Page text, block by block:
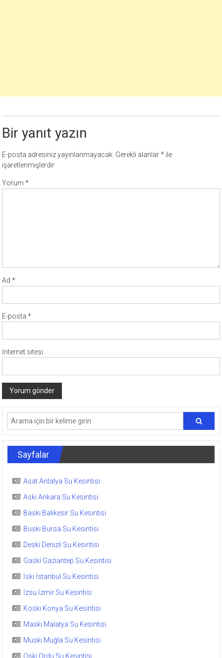
Bir yanıt yazın
E-posta adresiniz yayınlanmayacak. Gerekli alanlar* ile
işaretlenmişlerdir
Yorum*
Ad*
E-posta*
İnternet sitesi
Sayfalar
Asat Antalya Su Kesintisi
Aski Ankara Su Kesintisi
Baski Balıkesir Su Kesintisi
Buski Bursa Su Kesintisi
Deski Denizli Su Kesintisi
Gaski Gaziantep Su Kesintisi
İski İstanbul Su Kesintisi
İzsu İzmir Su Kesintisi
Koski Konya Su Kesintisi
Maski Malatya Su Kesintisi
Muski Muğla Su Kesintisi
Oski Ordu Su Kesintisi